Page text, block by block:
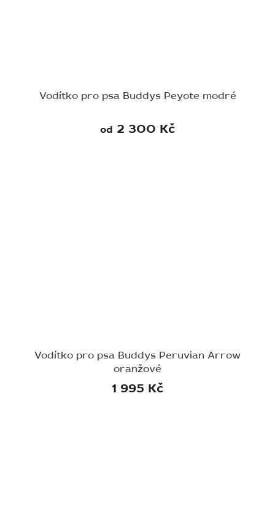
Vodítko pro psa Buddys Peyote modré
od 2 300 Kč
Vodítko pro psa Buddys Peruvian Arrow
oranžové
1 995 Kč